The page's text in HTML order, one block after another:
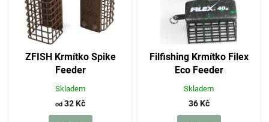
ZFISH Krmítko Spike
Feeder
Skladem
od 32 Kč
Filfishing Krmítko Filex
Eco Feeder
Skladem
36 Kč